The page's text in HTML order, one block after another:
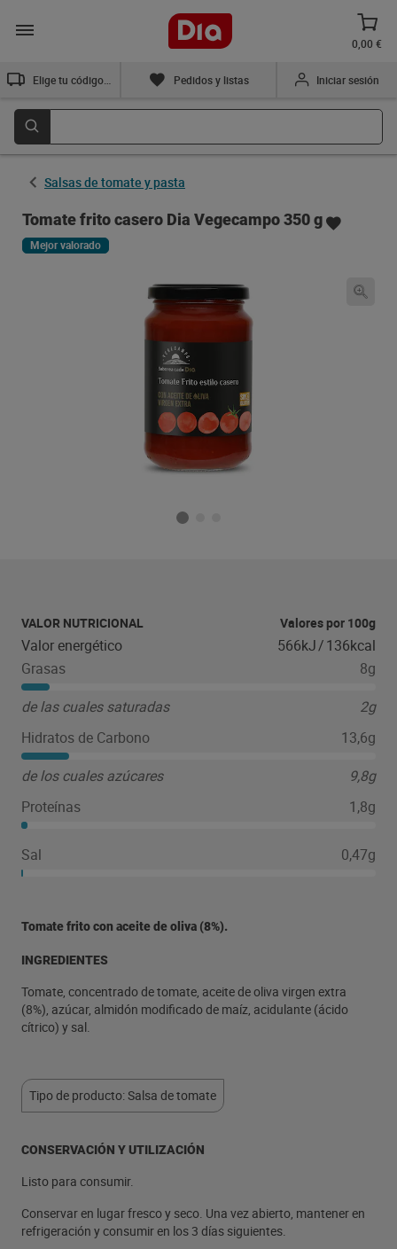
0,00 €
Pedidos y listas Iniciar sesión
Salsas de tomate y pasta
Tomate frito casero Dia Vegecampo 350 g
Mejor valorado
VALOR NUTRICIONAL Valores por 100g
Valor energético 566kJ/136kcal
Grasas
8g
de las cuales saturadas
2g
Hidratos de Carbono
13,6g
de los cuales azúcares
9,8g
Proteínas
1,8g
Sal 0,47g
Tomate frito con aceite de oliva (8%).
INGREDIENTES
Tomate, concentrado de tomate, aceite de oliva virgen extra
(8%), azúcar, almidón modificado de maíz, acidulante (ácido
cítrico) y sal.
Tipo de producto: Salsa de tomate
CONSERVACIÓN Y UTILIZACIÓN
Listo para consumir.
Conservar en lugar fresco y seco. Una vez abierto, mantener en
refrigeración y consumir en los 3 días siguientes.